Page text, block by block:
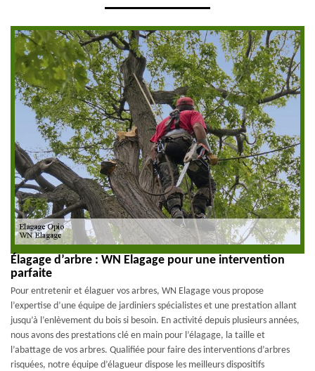
Élagage d’arbre : WN Elagage pour une intervention
parfaite
Pour entretenir et élaguer vos arbres, WN Elagage vous propose
l’expertise d’une équipe de jardiniers spécialistes et une prestation allant
jusqu’à l’enlèvement du bois si besoin. En activité depuis plusieurs années,
nous avons des prestations clé en main pour l’élagage, la taille et
l’abattage de vos arbres. Qualifiée pour faire des interventions d’arbres
risquées, notre équipe d’élagueur dispose les meilleurs dispositifs